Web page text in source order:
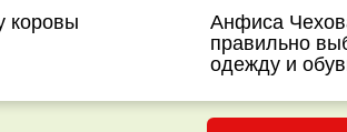
коровы Анфиса
правильно
одежду и